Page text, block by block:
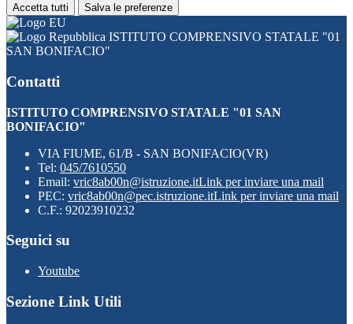
Accetta tutti Salva le preferenze
ISTITUTO COMPRENSIVO STATALE "01
SAN BONIFACIO"
Contatti
ISTITUTO COMPRENSIVO STATALE "01 SAN
BONIFACIO"
VIA FIUME, 61/B - SAN BONIFACIO(VR)
Tel: 045/7610550
Email: vric8ab00n@istruzione.itLink per inviare una mail
PEC: vric8ab00n@pec.istruzione.itLink per inviare una mail
C.F.: 92023910232
Seguici su
Youtube
Sezione Link Utili